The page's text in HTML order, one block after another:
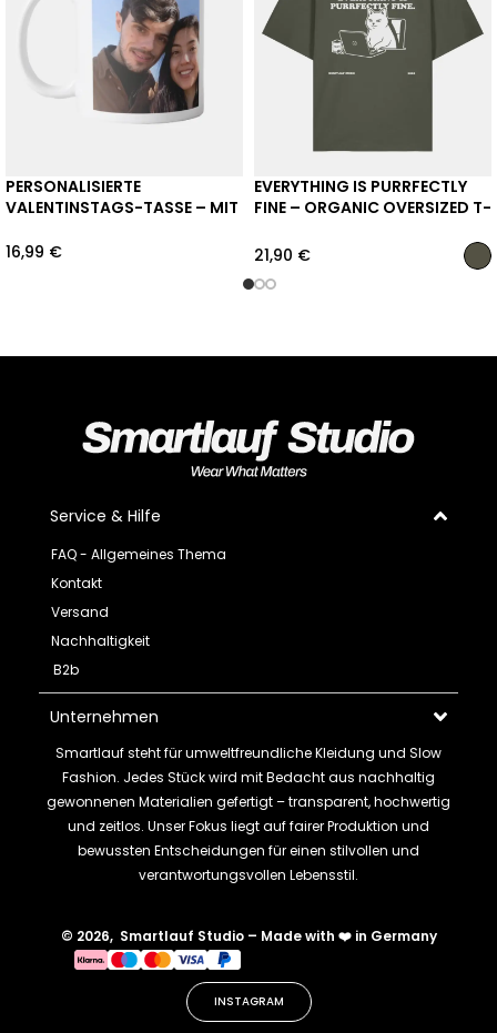
PERSONALISIERTE
VALENTINSTAGS-TASSE – MIT
16,99 €
EVERYTHING IS PURRFECTLY
FINE – ORGANIC OVERSIZED T-
21,90 €
Service & Hilfe
FAQ - Allgemeines Thema
Kontakt
Versand
Nachhaltigkeit
B2b
Unternehmen
Smartlauf steht für umweltfreundliche Kleidung und Slow
Fashion. Jedes Stück wird mit Bedacht aus nachhaltig
gewonnenen Materialien gefertigt – transparent, hochwertig
und zeitlos. Unser Fokus liegt auf fairer Produktion und
bewussten Entscheidungen für einen stilvollen und
verantwortungsvollen Lebensstil.
© 2026, Smartlauf Studio – Made with ❤️ in Germany
INSTAGRAM